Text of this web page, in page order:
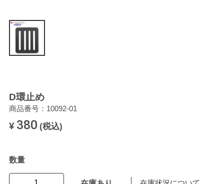
D環止め
商品番号：10092-01
¥ 380 (税込)
数量